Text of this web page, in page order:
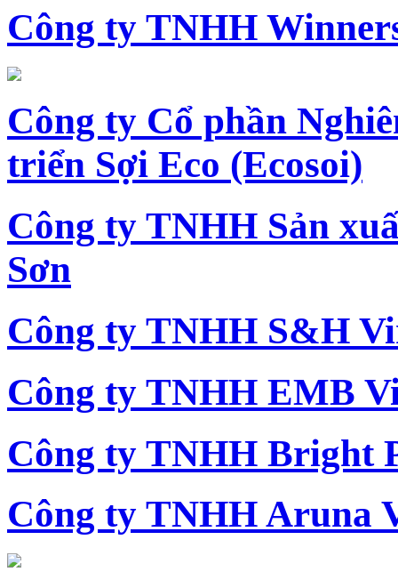
Công ty TNHH
Công ty Cổ phần
triển Sợi Eco (Ecosoi)
Công ty TNHH Sản
Sơn
Công ty TNHH S&H
Công ty TNHH EMB
Công ty TNHH Bright
Công ty TNHH Aruna